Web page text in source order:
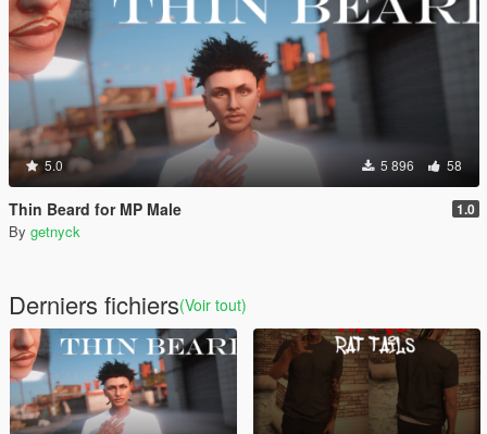
5.0 5 896 58
Thin Beard for MP Male 1.0
By getnyck
Derniers fichiers(Voir tout)